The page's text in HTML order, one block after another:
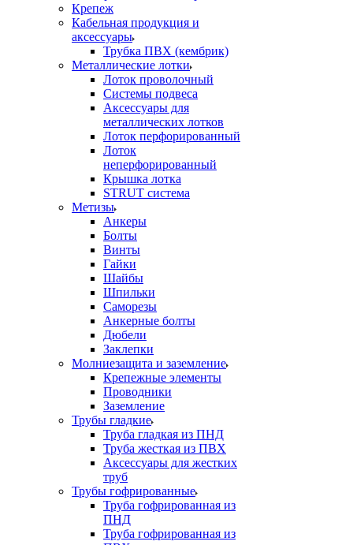
Крепеж
Кабельная продукция и
аксессуары
Трубка ПВХ (кембрик)
Металлические лотки
Лоток проволочный
Системы подвеса
Аксессуары для
металлических лотков
Лоток перфорированный
Лоток
неперфорированный
Крышка лотка
STRUT система
Метизы
Анкеры
Болты
Винты
Гайки
Шайбы
Шпильки
Саморезы
Анкерные болты
Дюбели
Заклепки
Молниезащита и заземление
Крепежные элементы
Проводники
Заземление
Трубы гладкие
Труба гладкая из ПНД
Труба жесткая из ПВХ
Аксессуары для жестких
труб
Трубы гофрированные
Труба гофрированная из
ПНД
Труба гофрированная из